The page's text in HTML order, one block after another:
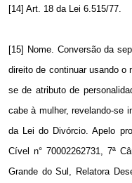
[14] Art. 18 da Lei 6.515/77.
[15] Nome. Conversão da
direito de continuar usando o
se de atributo de
cabe à mulher, revelando-se
da Lei do Divórcio. Apelo
Cível n° 70002262731, 7ª
Grande do Sul, Relatora